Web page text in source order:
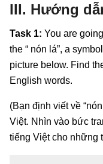
III. Hướng
Task 1: You are
the “ nón lá”, a
picture below. Find
English words.
(Bạn định viết về
Việt. Nhìn vào bức
tiếng Việt cho những